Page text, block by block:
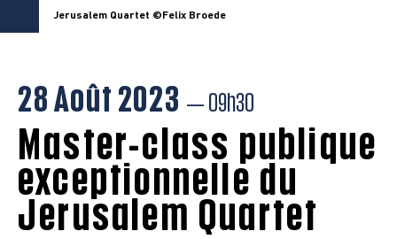
Jerusalem Quartet ©Felix Broede
28 Août 2023 — 09h30
Master-class publique
exceptionnelle du
Jerusalem Quartet